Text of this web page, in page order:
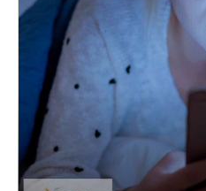
Denumirea lor cuprinzătoare a
Ce este specific unei școli
Daniel David, rectorul UBB,
Ca șanse au copiii din zona
meserie, fie ea vocațională
Care este abordarea
educațional performant l-am
Eugen